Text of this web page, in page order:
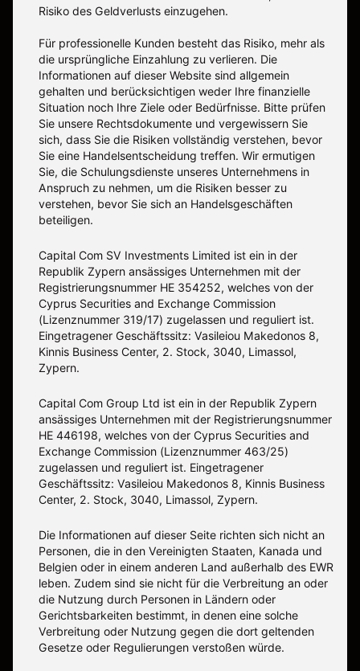
Risiko des Geldverlusts einzugehen.
Für professionelle Kunden besteht das Risiko, mehr als
die ursprüngliche Einzahlung zu verlieren. Die
Informationen auf dieser Website sind allgemein
gehalten und berücksichtigen weder Ihre finanzielle
Situation noch Ihre Ziele oder Bedürfnisse. Bitte prüfen
Sie unsere Rechtsdokumente und vergewissern Sie
sich, dass Sie die Risiken vollständig verstehen, bevor
Sie eine Handelsentscheidung treffen. Wir ermutigen
Sie, die Schulungsdienste unseres Unternehmens in
Anspruch zu nehmen, um die Risiken besser zu
verstehen, bevor Sie sich an Handelsgeschäften
beteiligen.
Capital Com SV Investments Limited ist ein in der
Republik Zypern ansässiges Unternehmen mit der
Registrierungsnummer HE 354252, welches von der
Cyprus Securities and Exchange Commission
(Lizenznummer 319/17) zugelassen und reguliert ist.
Eingetragener Geschäftssitz: Vasileiou Makedonos 8,
Kinnis Business Center, 2. Stock, 3040, Limassol,
Zypern.
Capital Com Group Ltd ist ein in der Republik Zypern
ansässiges Unternehmen mit der Registrierungsnummer
ΗΕ 446198, welches von der Cyprus Securities and
Exchange Commission (Lizenznummer 463/25)
zugelassen und reguliert ist. Eingetragener
Geschäftssitz: Vasileiou Makedonos 8, Kinnis Business
Center, 2. Stock, 3040, Limassol, Zypern.
Die Informationen auf dieser Seite richten sich nicht an
Personen, die in den Vereinigten Staaten, Kanada und
Belgien oder in einem anderen Land außerhalb des EWR
leben. Zudem sind sie nicht für die Verbreitung an oder
die Nutzung durch Personen in Ländern oder
Gerichtsbarkeiten bestimmt, in denen eine solche
Verbreitung oder Nutzung gegen die dort geltenden
Gesetze oder Regulierungen verstoßen würde.